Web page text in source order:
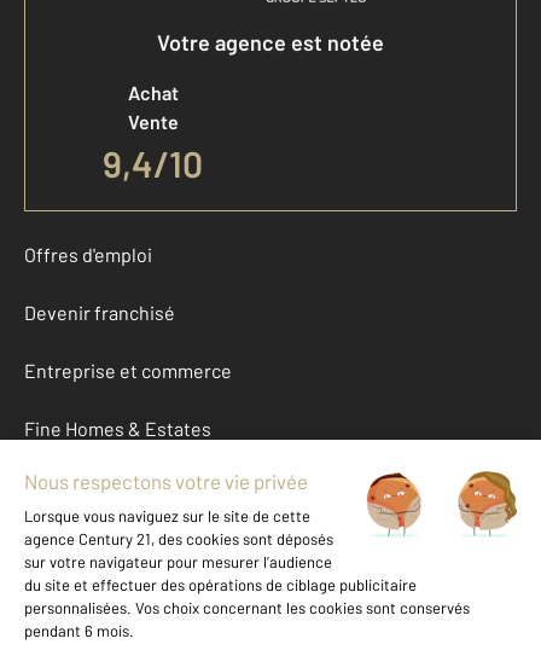
Votre agence est notée
Achat
Vente
9,4/10
Offres d'emploi
Devenir franchisé
Entreprise et commerce
Fine Homes & Estates
À propos
International
Nous contacter